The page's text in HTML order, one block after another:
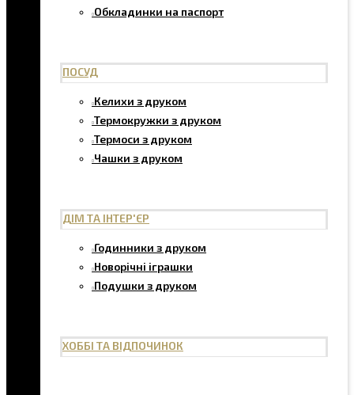
Обкладинки на паспорт
ПОСУД
Келихи з друком
Термокружки з друком
Термоси з друком
Чашки з друком
ДІМ ТА ІНТЕР'ЄР
Годинники з друком
Новорічні іграшки
Подушки з друком
ХОББІ ТА ВІДПОЧИНОК